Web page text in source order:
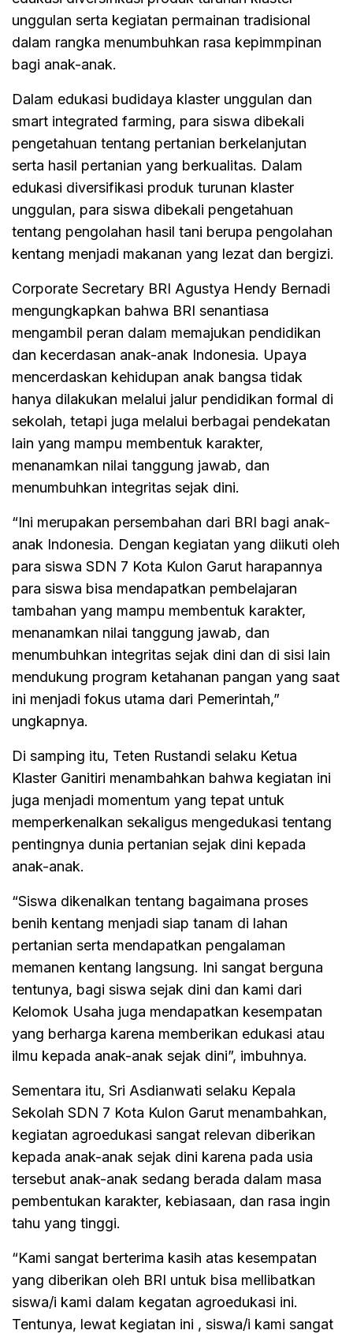
unggulan serta kegiatan permainan tradisional
dalam rangka menumbuhkan rasa kepimmpinan
bagi anak-anak.
Dalam edukasi budidaya klaster unggulan dan
smart integrated farming, para siswa dibekali
pengetahuan tentang pertanian berkelanjutan
serta hasil pertanian yang berkualitas. Dalam
edukasi diversifikasi produk turunan klaster
unggulan, para siswa dibekali pengetahuan
tentang pengolahan hasil tani berupa pengolahan
kentang menjadi makanan yang lezat dan bergizi.
Corporate Secretary BRI Agustya Hendy Bernadi
mengungkapkan bahwa BRI senantiasa
mengambil peran dalam memajukan pendidikan
dan kecerdasan anak-anak Indonesia. Upaya
mencerdaskan kehidupan anak bangsa tidak
hanya dilakukan melalui jalur pendidikan formal di
sekolah, tetapi juga melalui berbagai pendekatan
lain yang mampu membentuk karakter,
menanamkan nilai tanggung jawab, dan
menumbuhkan integritas sejak dini.
“Ini merupakan persembahan dari BRI bagi anak-
anak Indonesia. Dengan kegiatan yang diikuti oleh
para siswa SDN 7 Kota Kulon Garut harapannya
para siswa bisa mendapatkan pembelajaran
tambahan yang mampu membentuk karakter,
menanamkan nilai tanggung jawab, dan
menumbuhkan integritas sejak dini dan di sisi lain
mendukung program ketahanan pangan yang saat
ini menjadi fokus utama dari Pemerintah,”
ungkapnya.
Di samping itu, Teten Rustandi selaku Ketua
Klaster Ganitiri menambahkan bahwa kegiatan ini
juga menjadi momentum yang tepat untuk
memperkenalkan sekaligus mengedukasi tentang
pentingnya dunia pertanian sejak dini kepada
anak-anak.
“Siswa dikenalkan tentang bagaimana proses
benih kentang menjadi siap tanam di lahan
pertanian serta mendapatkan pengalaman
memanen kentang langsung. Ini sangat berguna
tentunya, bagi siswa sejak dini dan kami dari
Kelomok Usaha juga mendapatkan kesempatan
yang berharga karena memberikan edukasi atau
ilmu kepada anak-anak sejak dini”, imbuhnya.
Sementara itu, Sri Asdianwati selaku Kepala
Sekolah SDN 7 Kota Kulon Garut menambahkan,
kegiatan agroedukasi sangat relevan diberikan
kepada anak-anak sejak dini karena pada usia
tersebut anak-anak sedang berada dalam masa
pembentukan karakter, kebiasaan, dan rasa ingin
tahu yang tinggi.
“Kami sangat berterima kasih atas kesempatan
yang diberikan oleh BRI untuk bisa mellibatkan
siswa/i kami dalam kegatan agroedukasi ini.
Tentunya, lewat kegiatan ini , siswa/i kami sangat